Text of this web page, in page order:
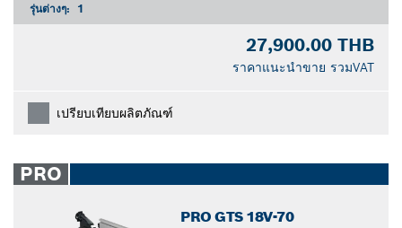
รุ่นต่างๆ: 1
27,900.00 THB
ราคาแนะนำขาย รวมVAT
เปรียบเทียบผลิตภัณฑ์
PRO
PRO GTS 18V-70